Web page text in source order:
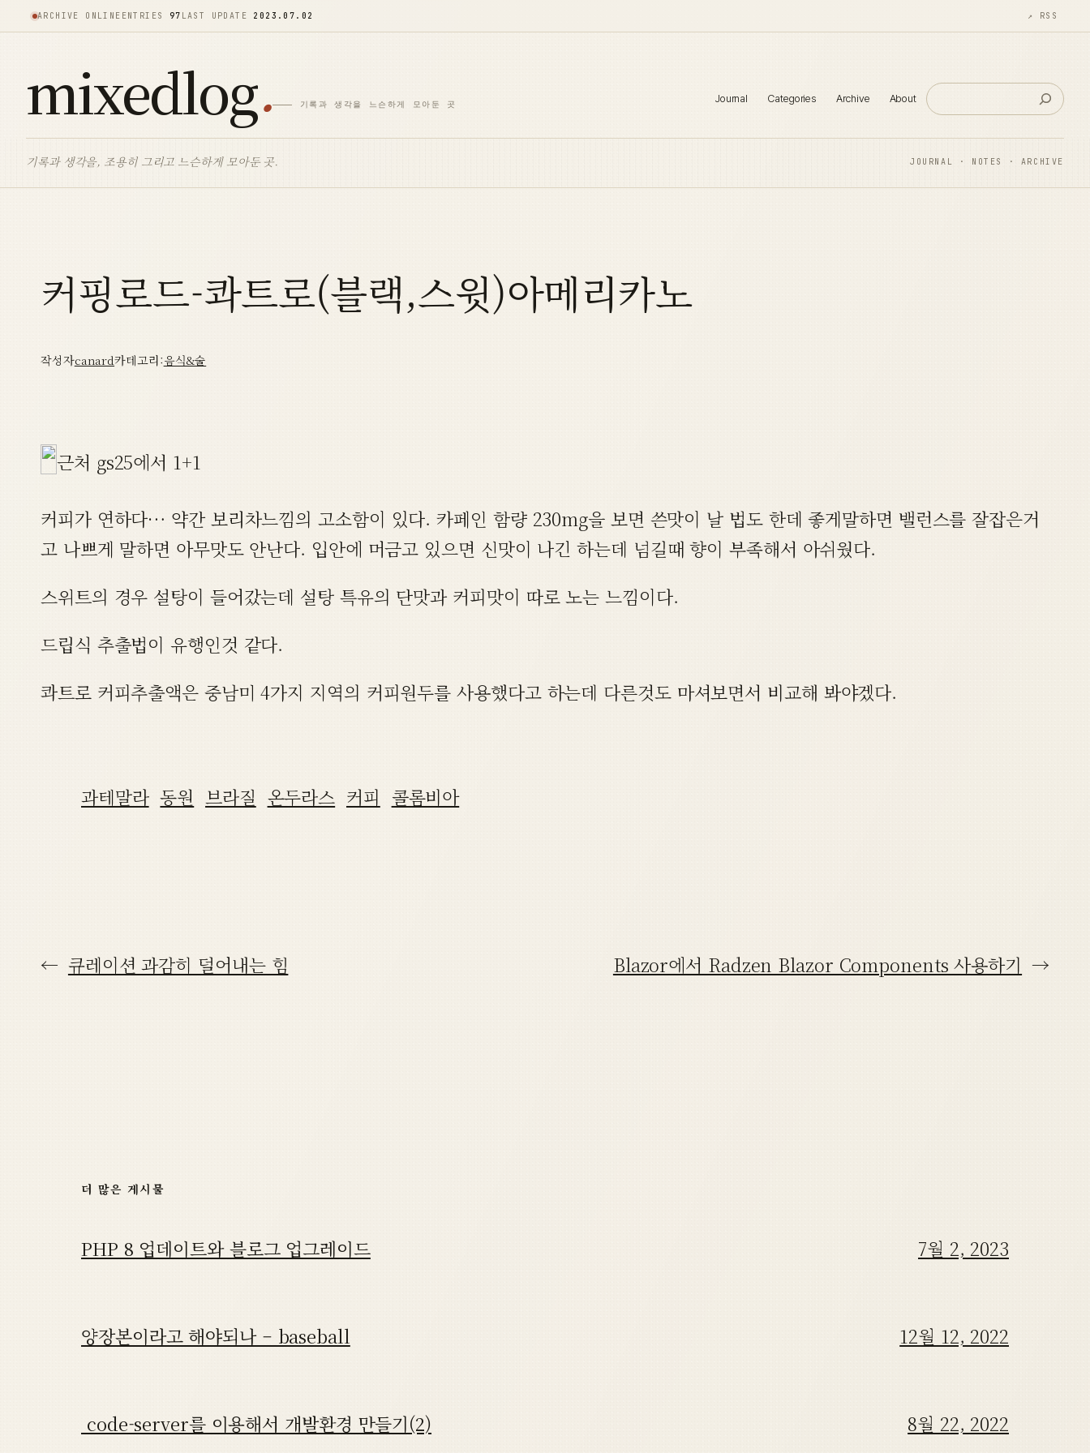
가
ARCHIVE ONLINE ENTRIES 97 LAST UPDATE 2023.07.02 ↗ RSS
mixedlog 기록과 생각을 느슨하게 모아둔 곳 Journal Categories Archive About
검
기록과 생각을, 조용히 그리고 느슨하게 모아둔 곳. JOURNAL · NOTES · ARCHIVE
커핑로드-콰트로(블랙,스윗)아메리카노
작성자canard카테고리:음식&술
근처 gs25에서 1+1
커피가 연하다… 약간 보리차느낌의 고소함이 있다. 카페인 함량 230mg을 보면 쓴맛이 날 법도 한데 좋게말하면 밸런스를 잘잡은거
고 나쁘게 말하면 아무맛도 안난다. 입안에 머금고 있으면 신맛이 나긴 하는데 넘길때 향이 부족해서 아쉬웠다.
스위트의 경우 설탕이 들어갔는데 설탕 특유의 단맛과 커피맛이 따로 노는 느낌이다.
드립식 추출법이 유행인것 같다.
콰트로 커피추출액은 중남미 4가지 지역의 커피원두를 사용했다고 하는데 다른것도 마셔보면서 비교해 봐야겠다.
과테말라 동원 브라질 온두라스 커피 콜롬비아
← 큐레이션 과감히 덜어내는 힘 Blazor에서 Radzen Blazor Components 사용하기 →
더 많은 게시물
PHP 8 업데이트와 블로그 업그레이드 7월 2, 2023
양장본이라고 해야되나 – baseball 12월 12, 2022
code-server를 이용해서 개발환경 만들기(2) 8월 22, 2022